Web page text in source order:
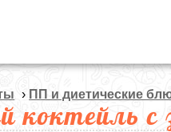
› ПП и диетические
коктейль с